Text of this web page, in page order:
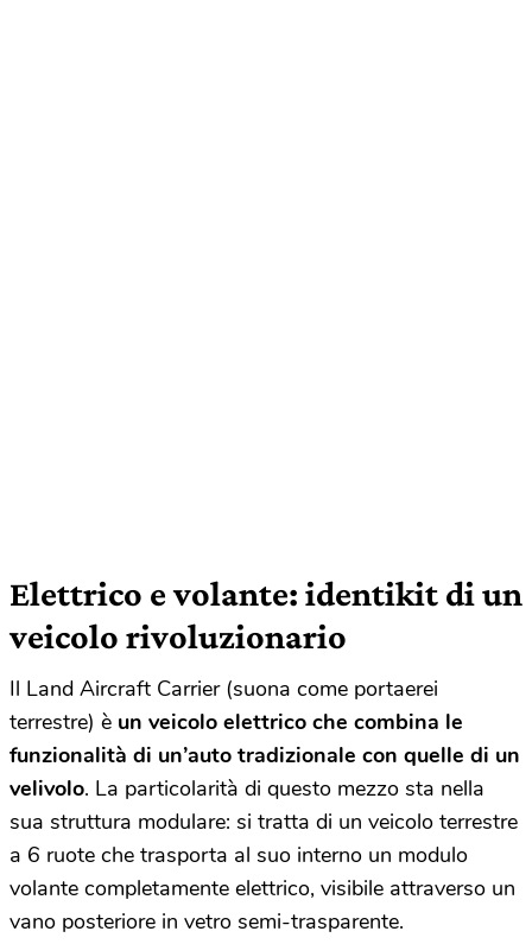
Elettrico e volante: identikit di un
veicolo rivoluzionario
Il Land Aircraft Carrier (suona come portaerei
terrestre) è un veicolo elettrico che combina le
funzionalità di un’auto tradizionale con quelle di un
velivolo. La particolarità di questo mezzo sta nella
sua struttura modulare: si tratta di un veicolo terrestre
a 6 ruote che trasporta al suo interno un modulo
volante completamente elettrico, visibile attraverso un
vano posteriore in vetro semi-trasparente.